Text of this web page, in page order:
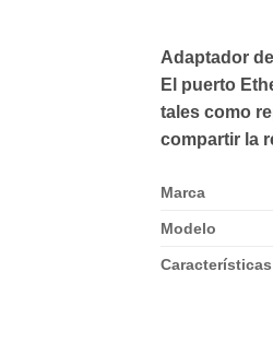
Adaptador
El puerto
tales como
compartir la
Marca
Modelo
Características